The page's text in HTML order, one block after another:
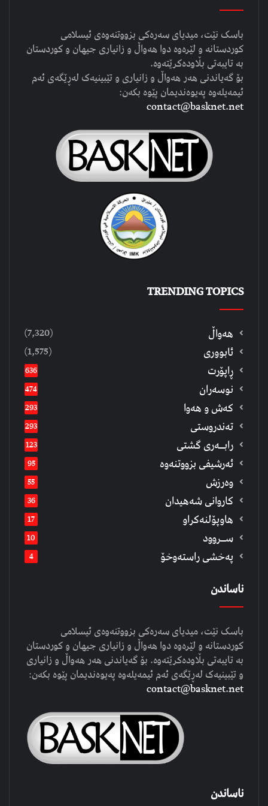
باسک نێت، میدیای سەرەکی بزووتنەوەی ئیسلامی
کوردستانە و لێرەوە دوا هەواڵ و زانیاری جیهان و کوردستان
بە تایبەتی بڵاودەکرێتەوە.
بۆ گەیاندنی هەر هەواڵ و زانیاری و تێبینیەک لەڕێگەی ئەم
ئیمەیلەوە پەیوەندیمان پێوە بکەن:
contact@basknet.net
TRENDING TOPICS
هەواڵ (7,320)
ئابووری (1,575)
ڕاپۆرت 636
نوسەران 474
كەش و هەوا 293
تەندروستی 293
رابــه‌ری گشتی 123
ئەرشیفى بزووتنەوە 95
وەرزش 55
كاروانی شەهیدان 36
هاوپۆلنەكراو 17
ســروود 10
په‌خشی راسته‌وخۆ 4
ناساندن
باسک نێت، میدیای سەرەکی بزووتنەوەی ئیسلامی
کوردستانە و لێرەوە دوا هەواڵ و زانیاری جیهان و کوردستان
بە تایبەتی بڵاودەکرێتەوە. بۆ گەیاندنی هەر هەواڵ و زانیاری
و تێبینیەک لەڕێگەی ئەم ئیمەیلەوە پەیوەندیمان پێوە بکەن:
contact@basknet.net
ناساندن